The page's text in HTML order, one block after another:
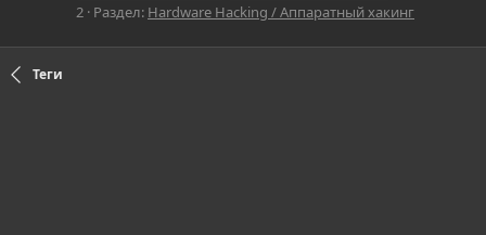
2 Раздел: Hardware Hacking / Аппаратный хакинг
Теги